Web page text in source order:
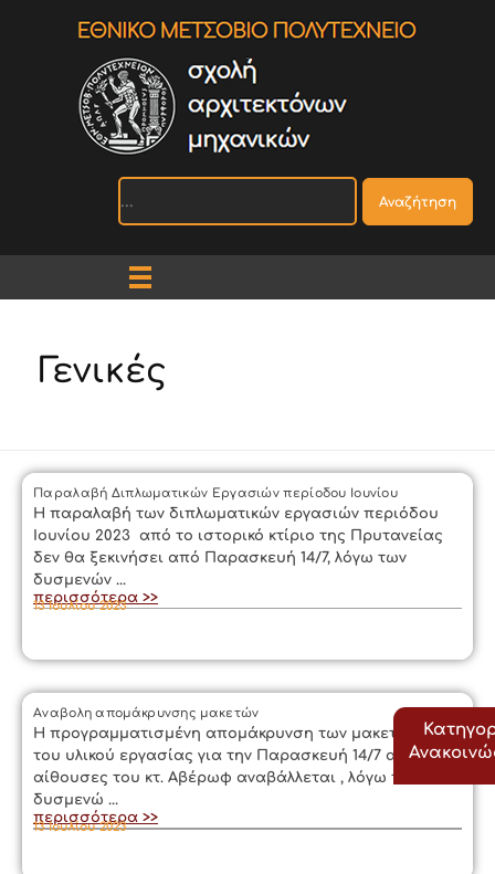
Αναζήτηση
Γενικές
Παραλαβή Διπλωματικών Εργασιών περίοδου Ιουνίου
Η παραλαβή των διπλωματικών εργασιών περιόδου
Ιουνίου 2023 από το ιστορικό κτίριο της Πρυτανείας
δεν θα ξεκινήσει από Παρασκευή 14/7, λόγω των
δυσμενών ...
περισσότερα >>
13 Ιουλίου 2023
Αναβολη απομάκρυνσης μακετών
Η προγραμματισμένη απομάκρυνση των μακετών και
του υλικού εργασίας για την Παρασκευή 14/7 από τις
αίθουσες του κτ. Αβέρωφ αναβάλλεται , λόγω των
δυσμενώ ...
περισσότερα >>
13 Ιουλίου 2023